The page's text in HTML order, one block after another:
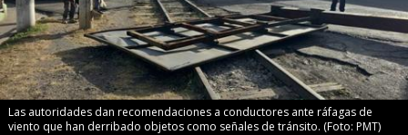
Las autoridades dan recomendaciones a conductores ante ráfagas de
viento que han derribado objetos como señales de tránsito. (Foto: PMT)